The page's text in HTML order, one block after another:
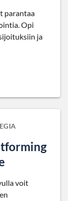
parantaa
Opi
ja
voit